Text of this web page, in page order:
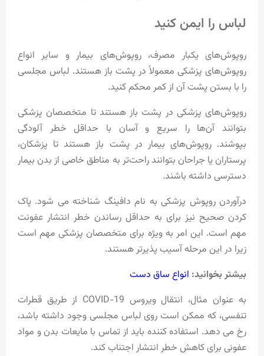
لباس را ایمن کنید
روپوش‌های یکبار مصرف، روپوش‌های بیمار و سایر انواع
روپوش‌های پزشکی معمولاً در پشت باز هستند. لباس مجلسی
را با بستن پشت آن از کمر محکم کنید.
روپوش‌های پزشکی در پشت باز هستند تا متخصصان پزشکی
بتوانند آن‌ها را سریع و آسان با حداقل خطر آلودگی
بپوشند. روپوش‌های بیمار در پشت باز هستند تا پزشکان،
پرستاران یا جراحان بتوانند راحت‌تر به مناطق خاصی از بدن بیمار
دسترسی داشته باشند.
درآوردن روپوش پزشکی به نام دافینگ شناخته می شود. پاک
کردن صحیح نیز برای به حداقل رساندن خطر انتشار عفونت
مهم است. این امر به ویژه برای متخصصان پزشکی مهم است
زیرا در این مرحله آسیب پذیرتر هستند.
بیشتر بخوانید: انواع ساق دست
به عنوان مثال، انتقال ویروس COVID-19 از طریق قطرات
تنفسی، که ممکن است روی لباس مجلسی وجود داشته باشد،
رخ می دهد. استفاده کننده باید از تماس با مایعات بدن و مواد
عفونی برای کاهش خطر انتشار اجتناب کند.